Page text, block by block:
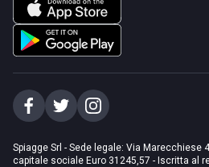
Spiagge Srl - Sede legale: Via Marecchiese
capitale sociale Euro 31245,57 - Iscritta al